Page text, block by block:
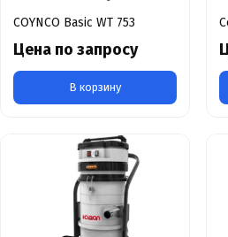
COYNCO Basic WT 753
Цена по запросу
В корзину